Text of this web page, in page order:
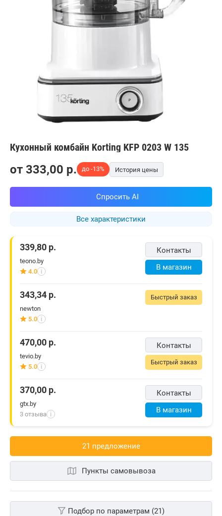
Кухонный комбайн Korting KFP 0203 W 135
Все характеристики
от 333,00 p. до -13% История цены
Спросить AI
Контакты
В магазин
339,80 р.
teono.by
4.0 i
Быстрый заказ
343,34 р.
newton
5.0 i
Контакты
Быстрый заказ
470,00 р.
tevio.by
5.0 i
Контакты
В магазин
370,00 р.
gtx.by
3 отзыва
i
21 предложениe
Пункты самовывоза
Подбор по параметрам (21)